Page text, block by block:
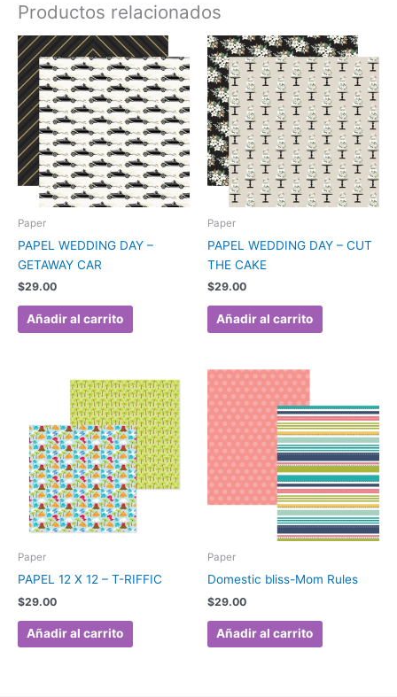
Productos relacionados
Paper
PAPEL WEDDING DAY –
GETAWAY CAR
$29.00
Añadir al carrito
Paper
PAPEL WEDDING DAY – CUT
THE CAKE
$29.00
Añadir al carrito
Paper
PAPEL 12 X 12 – T-RIFFIC
$29.00
Añadir al carrito
Paper
Domestic bliss-Mom Rules
$29.00
Añadir al carrito